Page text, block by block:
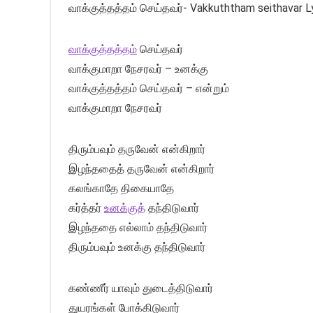
வாக்குத்தத்தம் செய்தவர்- Vakkuththam seithavar
வாக்குத்தத்தம் செய்தவர்
வாக்குமாறா நேசரவர் – உனக்கு
வாக்குத்தத்தம் செய்தவர் – என்றும்
வாக்குமாறா நேசரவர்
திரும்பவும் தருவேன் என்கிறார்
இழந்ததைத் தருவேன் என்கிறார்
கலங்காதே திகையாதே
கர்த்தர் உனக்குத் தந்திடுவார்
இழந்ததை எல்லாம் தந்திடுவார்
திரும்பவும் உனக்கு தந்திடுவார்
கண்ணீர் யாவும் துடைத்திடுவார்
துயரங்கள் போக்கிடுவார்